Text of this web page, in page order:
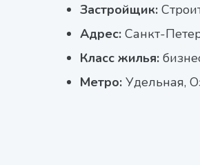
Застройщик:
Адрес: Санкт-
Класс жилья:
Метро: Удельная,